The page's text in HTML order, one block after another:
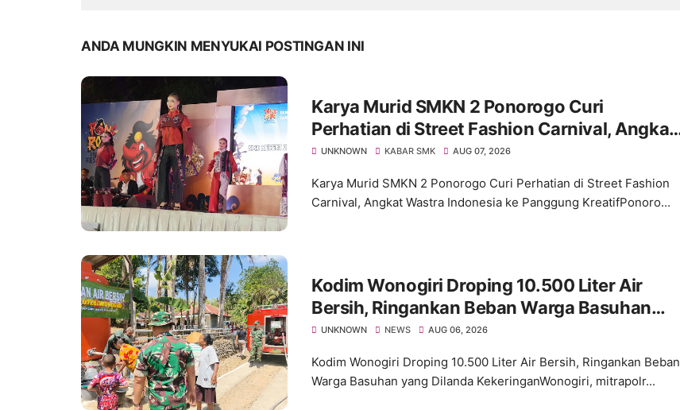
ANDA MUNGKIN MENYUKAI POSTINGAN INI
Karya Murid SMKN 2 Ponorogo Curi
Perhatian di Street Fashion Carnival, Angkat
Wastra Indonesia ke Panggung Kreatif
UNKNOWN KABAR SMK AUG 07, 2026
Karya Murid SMKN 2 Ponorogo Curi Perhatian di Street Fashion
Carnival, Angkat Wastra Indonesia ke Panggung KreatifPonoro...
Kodim Wonogiri Droping 10.500 Liter Air
Bersih, Ringankan Beban Warga Basuhan
yang Dilanda Kekeringan
UNKNOWN NEWS AUG 06, 2026
Kodim Wonogiri Droping 10.500 Liter Air Bersih, Ringankan Beban
Warga Basuhan yang Dilanda KekeringanWonogiri, mitrapolr...